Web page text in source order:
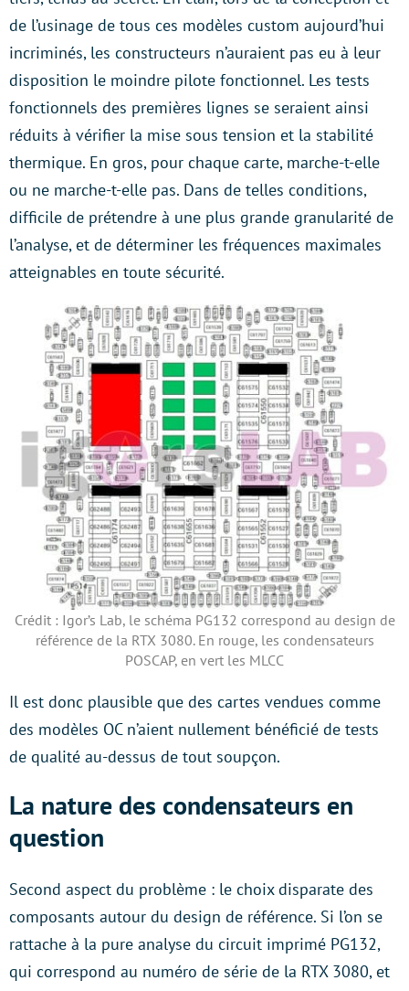
de l’usinage de tous ces modèles custom aujourd’hui
incriminés, les constructeurs n’auraient pas eu à leur
disposition le moindre pilote fonctionnel. Les tests
fonctionnels des premières lignes se seraient ainsi
réduits à vérifier la mise sous tension et la stabilité
thermique. En gros, pour chaque carte, marche-t-elle
ou ne marche-t-elle pas. Dans de telles conditions,
difficile de prétendre à une plus grande granularité de
l’analyse, et de déterminer les fréquences maximales
atteignables en toute sécurité.
Crédit : Igor’s Lab, le schéma PG132 correspond au design de
référence de la RTX 3080. En rouge, les condensateurs
POSCAP, en vert les MLCC
Il est donc plausible que des cartes vendues comme
des modèles OC n’aient nullement bénéficié de tests
de qualité au-dessus de tout soupçon.
La nature des condensateurs en
question
Second aspect du problème : le choix disparate des
composants autour du design de référence. Si l’on se
rattache à la pure analyse du circuit imprimé PG132,
qui correspond au numéro de série de la RTX 3080, et